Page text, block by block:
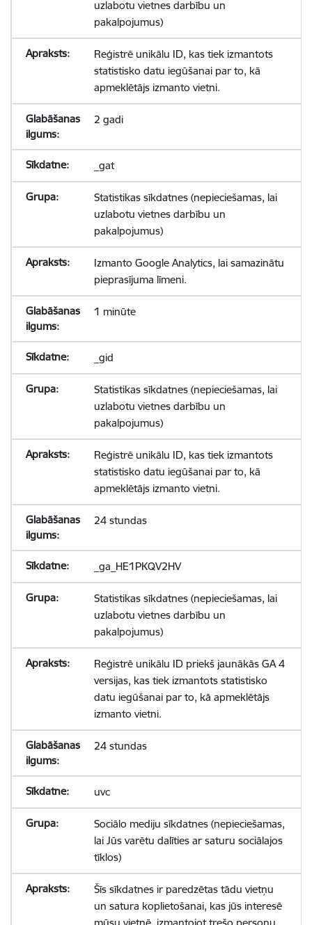
uzlabotu vietnes darbību un
pakalpojumus)
Reģistrē unikālu ID, kas tiek izmantots
statistisko datu iegūšanai par to, kā
apmeklētājs izmanto vietni.
2 gadi
_gat
Statistikas sīkdatnes (nepieciešamas, lai
uzlabotu vietnes darbību un
pakalpojumus)
Izmanto Google Analytics, lai samazinātu
pieprasījuma līmeni.
1 minūte
_gid
Statistikas sīkdatnes (nepieciešamas, lai
uzlabotu vietnes darbību un
pakalpojumus)
Reģistrē unikālu ID, kas tiek izmantots
statistisko datu iegūšanai par to, kā
apmeklētājs izmanto vietni.
24 stundas
_ga_HE1PKQV2HV
Statistikas sīkdatnes (nepieciešamas, lai
uzlabotu vietnes darbību un
pakalpojumus)
Reģistrē unikālu ID priekš jaunākās GA 4
versijas, kas tiek izmantots statistisko
datu iegūšanai par to, kā apmeklētājs
izmanto vietni.
24 stundas
uvc
Sociālo mediju sīkdatnes (nepieciešamas,
lai Jūs varētu dalīties ar saturu sociālajos
tīklos)
Šīs sīkdatnes ir paredzētas tādu vietņu
un satura koplietošanai, kas jūs interesē